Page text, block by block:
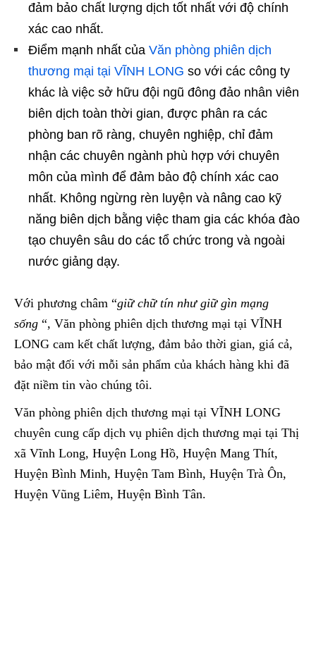
đảm bảo chất lượng dịch tốt nhất với độ chính
xác cao nhất.
Điểm mạnh nhất của Văn phòng phiên dịch
thương mại tại VĨNH LONG so với các công ty
khác là việc sở hữu đội ngũ đông đảo nhân viên
biên dịch toàn thời gian, được phân ra các
phòng ban rõ ràng, chuyên nghiệp, chỉ đảm
nhận các chuyên ngành phù hợp với chuyên
môn của mình để đảm bảo độ chính xác cao
nhất. Không ngừng rèn luyện và nâng cao kỹ
năng biên dịch bằng việc tham gia các khóa đào
tạo chuyên sâu do các tổ chức trong và ngoài
nước giảng dạy.
Với phương châm “giữ chữ tín như giữ gìn mạng
sống “, Văn phòng phiên dịch thương mại tại VĨNH
LONG cam kết chất lượng, đảm bảo thời gian, giá cả,
bảo mật đối với mỗi sản phẩm của khách hàng khi đã
đặt niềm tin vào chúng tôi.
Văn phòng phiên dịch thương mại tại VĨNH LONG
chuyên cung cấp dịch vụ phiên dịch thương mại tại Thị
xã Vĩnh Long, Huyện Long Hồ, Huyện Mang Thít,
Huyện Bình Minh, Huyện Tam Bình, Huyện Trà Ôn,
Huyện Vũng Liêm, Huyện Bình Tân.